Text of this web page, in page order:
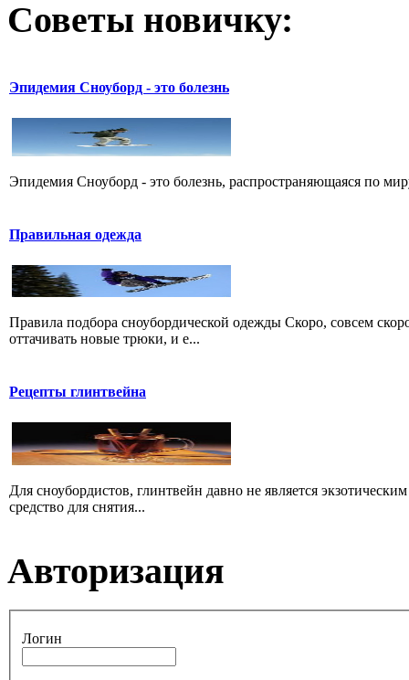
Советы новичку:
Эпидемия Сноуборд - это болезнь
Эпидемия Сноуборд - это болезнь, распространяющаяся по
Правильная одежда
Правила подбора сноубордической одежды Скоро, совсем
оттачивать новые трюки, и е...
Рецепты глинтвейна
Для сноубордистов, глинтвейн давно не является
средство для снятия...
Авторизация
Логин